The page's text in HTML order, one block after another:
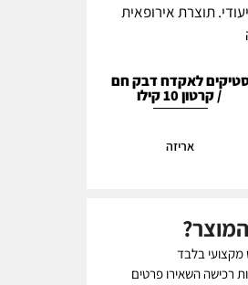
ייעודי. תוצרת אירופאית
לאקדח דבק חם
/ קרטון 10 קילו
אריזה
מקצועי בלבד
רכישה השאירו פרטים